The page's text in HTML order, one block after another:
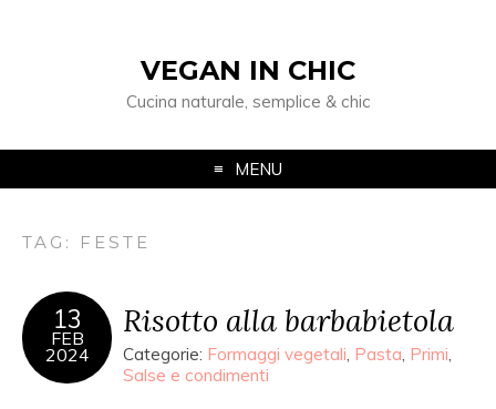
VEGAN IN CHIC
Cucina naturale, semplice & chic
MENU
TAG: FESTE
13
FEB
2024
Risotto alla barbabietola
Categorie: Formaggi vegetali, Pasta, Primi,
Salse e condimenti